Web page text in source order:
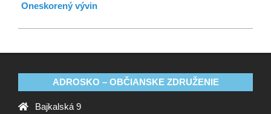
Oneskorený vývin
ADROSKO – OBČIANSKE ZDRUŽENIE
Bajkalská 9